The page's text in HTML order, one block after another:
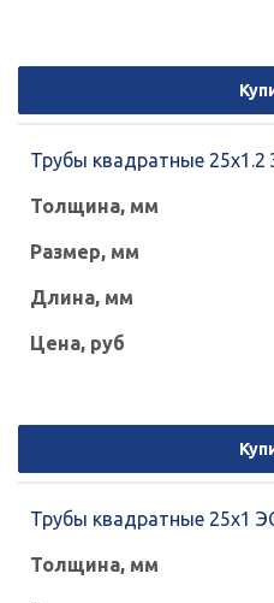
Трубы квадратные 25х1.2
Трубы квадратные 25х1